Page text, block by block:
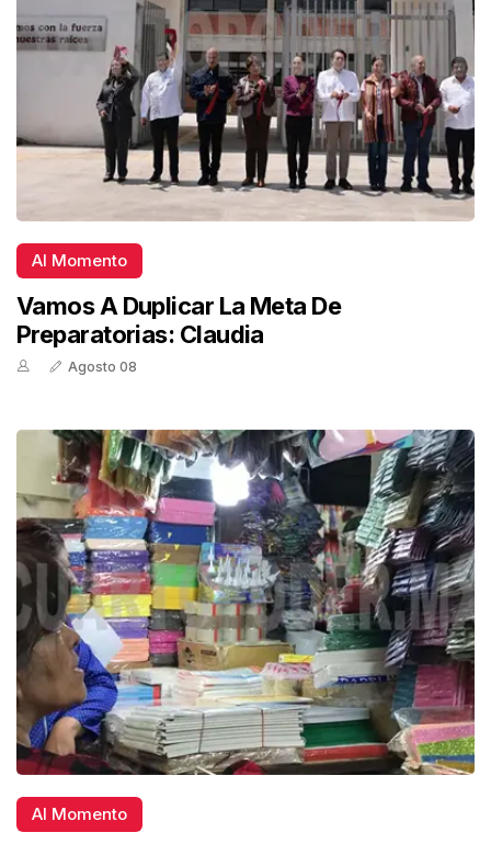
Al Momento
Vamos A Duplicar La Meta De
Preparatorias: Claudia
Agosto 08
Al Momento